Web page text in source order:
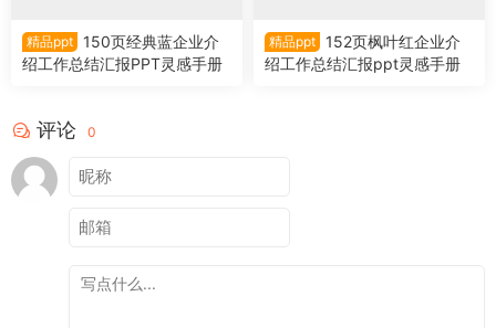
精品ppt
150页经典蓝企业介
绍工作总结汇报PPT灵感手册
精品ppt
152页枫叶红企业介
绍工作总结汇报ppt灵感手册
评论 0